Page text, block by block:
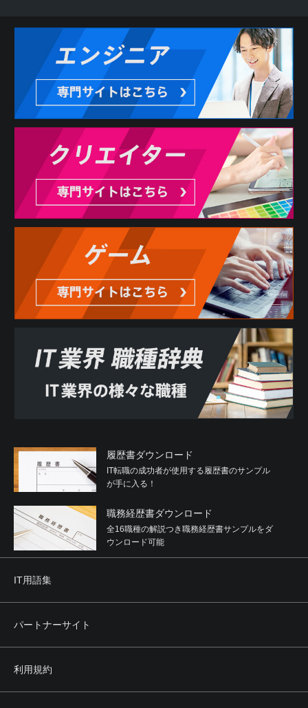
履歴書ダウンロード
IT転職の成功者が使用する履歴書のサンプル
が手に入る！
職務経歴書ダウンロード
全16職種の解説つき職務経歴書サンプルをダ
ウンロード可能
IT用語集
パートナーサイト
利用規約